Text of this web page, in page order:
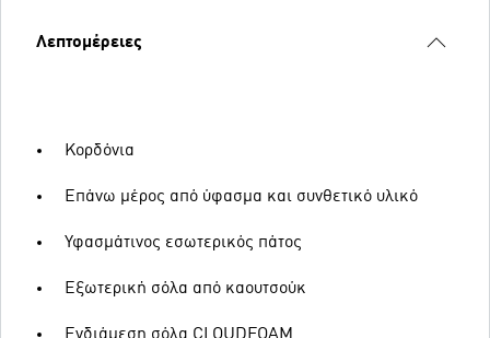
Λεπτομέρειες
Κορδόνια
Επάνω μέρος από ύφασμα και συνθετικό υλικό
Υφασμάτινος εσωτερικός πάτος
Εξωτερική σόλα από καουτσούκ